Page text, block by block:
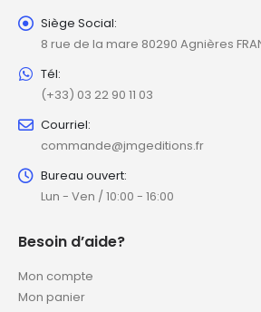
Siège Social:
8 rue de la mare 80290 Agnières
Tél:
(+33) 03 22 90 11 03
Courriel:
commande@jmgeditions.fr
Bureau ouvert:
Lun - Ven / 10:00 - 16:00
Besoin d’aide?
Mon compte
Mon panier